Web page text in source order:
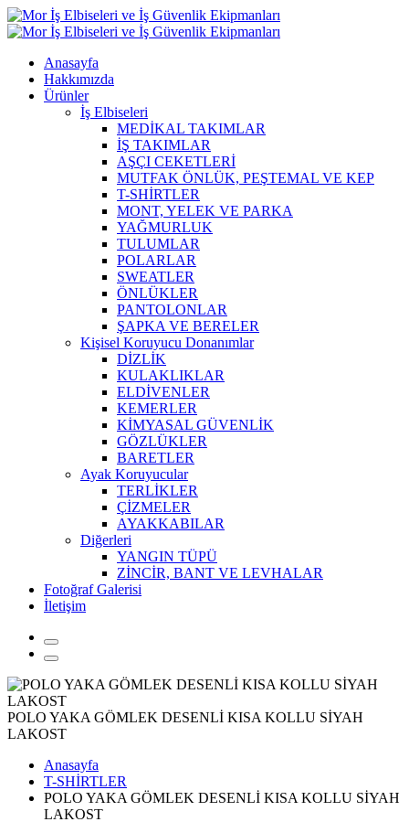
Anasayfa
Hakkımızda
Ürünler
İş Elbiseleri
MEDİKAL TAKIMLAR
İŞ TAKIMLAR
AŞÇI CEKETLERİ
MUTFAK ÖNLÜK, PEŞTEMAL VE KEP
T-SHİRTLER
MONT, YELEK VE PARKA
YAĞMURLUK
TULUMLAR
POLARLAR
SWEATLER
ÖNLÜKLER
PANTOLONLAR
ŞAPKA VE BERELER
Kişisel Koruyucu Donanımlar
DİZLİK
KULAKLIKLAR
ELDİVENLER
KEMERLER
KİMYASAL GÜVENLİK
GÖZLÜKLER
BARETLER
Ayak Koruyucular
TERLİKLER
ÇİZMELER
AYAKKABILAR
Diğerleri
YANGIN TÜPÜ
ZİNCİR, BANT VE LEVHALAR
Fotoğraf Galerisi
İletişim
POLO YAKA GÖMLEK DESENLİ KISA KOLLU SİYAH
LAKOST
Anasayfa
T-SHİRTLER
POLO YAKA GÖMLEK DESENLİ KISA KOLLU SİYAH
LAKOST